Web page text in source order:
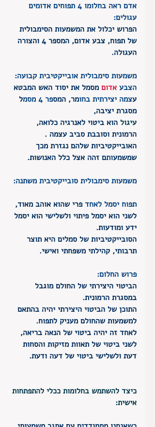
אדם ראה בחלומו 4 תפוחים אדומים
עגולים:
הפרוש יכלול את המשמעות הסימבולית
של תפוח, צבע אדום, המספר 4 והצורה
העגולה.
משמעות סימבולית אובייקטיבית קבועה:
הצבע אדום מסמל את יסוד האש המבטא
עצמה יצירתית בחומר, המספר 4 מסמ
ל
מסגרת יציבה,
עיגול הוא ביטוי לאנרגיה כלואה,
הרמונית וסובבת סביב עצמה .
האובייקטיביות שלהם נגזרת מכך
שמשמעותם זהה אצל כלל האנושות.
משמעות סימבולית סובייקטיבית משתנה:
תפוח יסמל לאחד פרי שהוא אוהב מאוד,
לשני הוא יסמל פיתוי ולשלישי הוא יסמל
ידע ומודעות.
הסובייקטיביות של סמלים היא תוצר
תרבותי, קהילתי משפחתי ואישי.
פרוש החלום:
הביטוי היצירתי של החולם מוגבל
במסגרת הרמונית.
התוכן של הביטוי היצירתי יהיה בהתאם
למשמעות שהחולם מעניק לתפוח.
לאחד זה יהיה ביטוי של הנאה בריאה,
לשני ביטוי של תאוות מזיקות והסחות
דעת ולשלישי ביטוי של דעה ודעת.
כיצד להשתמש בחלומות ככלי להתפתחות
אישית: